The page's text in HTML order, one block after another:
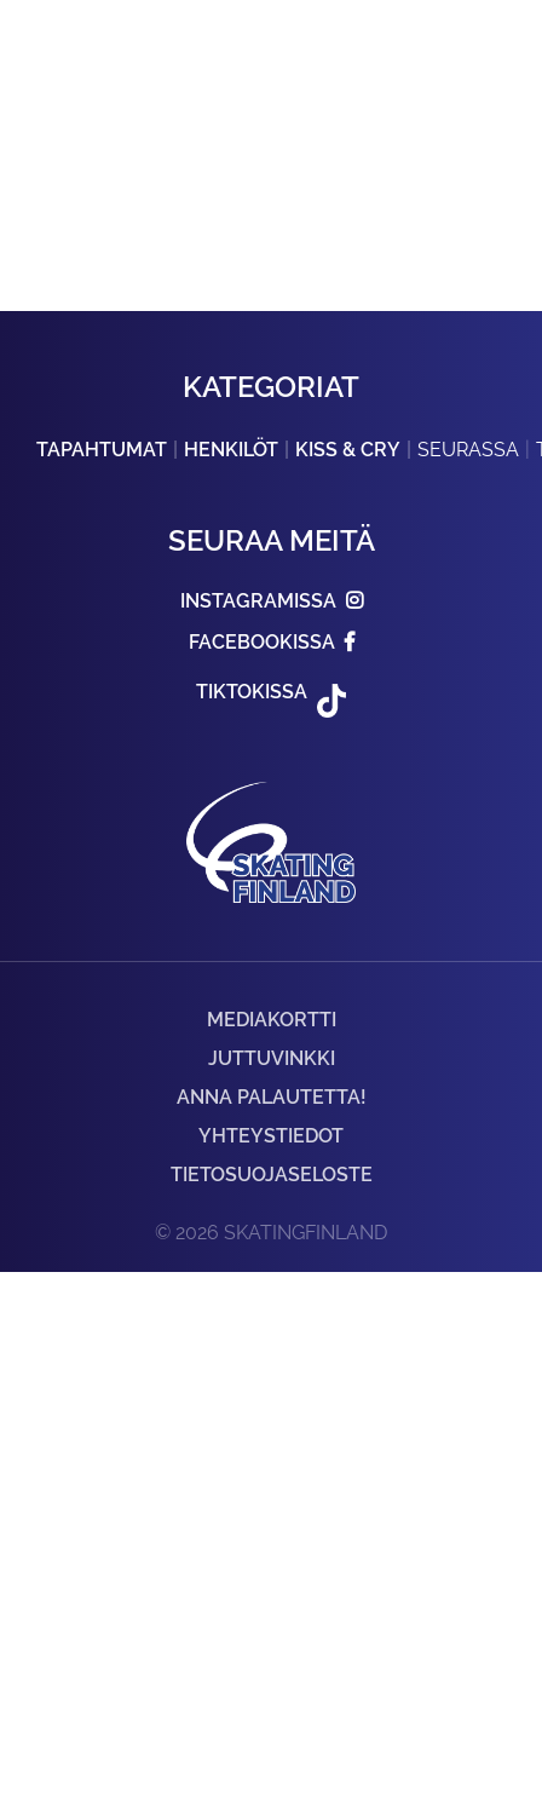
KATEGORIAT
TAPAHTUMAT HENKILÖT KISS & CRY SEURASSA
SEURAA MEITÄ
INSTAGRAMISSA
FACEBOOKISSA
TIKTOKISSA
MEDIAKORTTI
JUTTUVINKKI
ANNA PALAUTETTA!
YHTEYSTIEDOT
TIETOSUOJASELOSTE
© 2026 SKATINGFINLAND